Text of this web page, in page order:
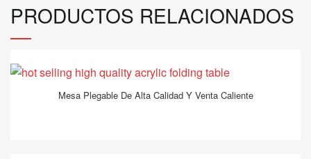
PRODUCTOS RELACIONADOS
Mesa Plegable De Alta Calidad Y Venta Caliente